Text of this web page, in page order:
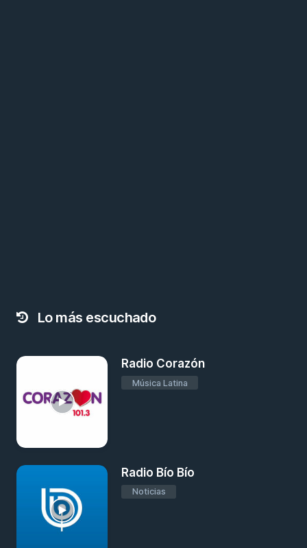
Lo más escuchado
Radio Corazón
Música Latina
Radio Bío Bío
Noticias